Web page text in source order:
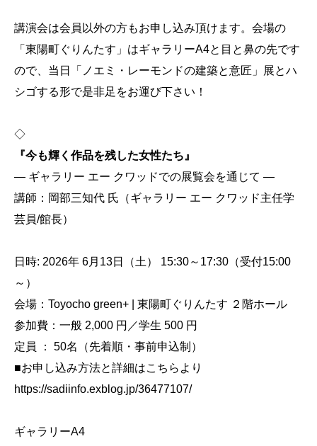
講演会は会員以外の方もお申し込み頂けます。会場の
「東陽町ぐりんたす」はギャラリーA4と目と鼻の先です
ので、当日「ノエミ・レーモンドの建築と意匠」展とハ
シゴする形で是非足をお運び下さい！
◇
『今も輝く作品を残した女性たち』
― ギャラリー エー クワッドでの展覧会を通じて ―
講師：岡部三知代 氏（ギャラリー エー クワッド主任学
芸員/館長）
日時: 2026年 6月13日（土） 15:30～17:30（受付15:00
～）
会場：Toyocho green+ | 東陽町ぐりんたす ２階ホール
参加費：一般 2,000 円／学生 500 円
定員 ： 50名（先着順・事前申込制）
■お申し込み方法と詳細はこちらより
https://sadiinfo.exblog.jp/36477107/
ギャラリーA4